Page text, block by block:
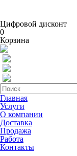
Цифровой дисконт
0
Корзина
Главная
Услуги
О компании
Доставка
Продажа
Работа
Контакты